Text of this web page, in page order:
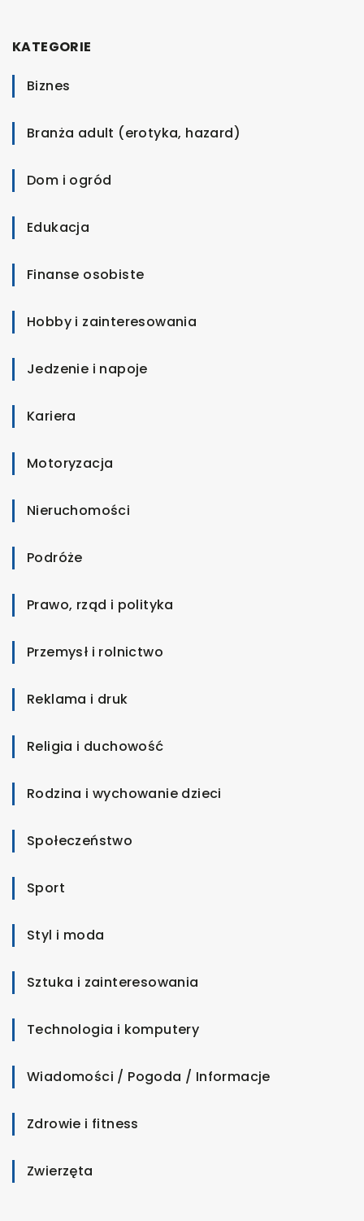
KATEGORIE
Biznes
Branża adult (erotyka, hazard)
Dom i ogród
Edukacja
Finanse osobiste
Hobby i zainteresowania
Jedzenie i napoje
Kariera
Motoryzacja
Nieruchomości
Podróże
Prawo, rząd i polityka
Przemysł i rolnictwo
Reklama i druk
Religia i duchowość
Rodzina i wychowanie dzieci
Społeczeństwo
Sport
Styl i moda
Sztuka i zainteresowania
Technologia i komputery
Wiadomości / Pogoda / Informacje
Zdrowie i fitness
Zwierzęta